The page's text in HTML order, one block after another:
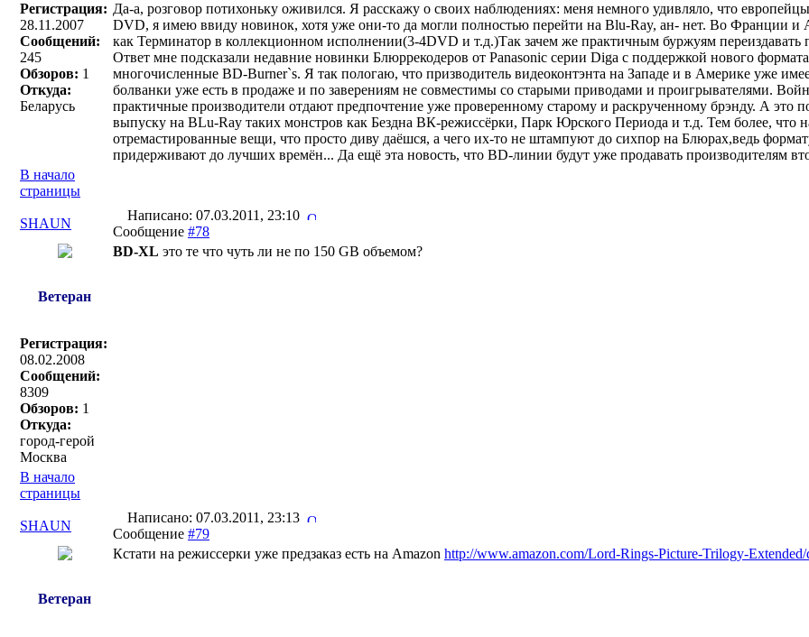
Регистрация:
28.11.2007
Сообщений:
245
Обзоров: 1
Откуда:
Беларусь
Да-а, розговор потихоньку оживился. Я расскажу о своих наблюдениях: меня немного удивляло, что
DVD, я имею ввиду новинок, хотя уже они-то да могли полностью перейти на Blu-Ray, ан- нет. Во Франции
как Терминатор в коллекционном исполнении(3-4DVD и т.д.)Так зачем же практичным буржуям
Ответ мне подсказали недавние новинки Блюррекодеров от Panasonic серии Diga с поддержкой нового
многочисленные BD-Burner`s. Я так пологаю, что призводитель видеоконтэнта на Западе и в Америке уже
болванки уже есть в продаже и по заверениям не совместимы со старыми приводами и проигрывателями.
практичные производители отдают предпочтение уже проверенному старому и раскрученному брэнду. А
выпуску на BLu-Ray таких монстров как Бездна ВК-режиссёрки, Парк Юрского Периода и т.д. Тем более, что
отремастированные вещи, что просто диву даёшся, а чего их-то не штампуют до сихпор на Блюрах,ведь
придерживают до лучших времён... Да ещё эта новость, что BD-линии будут уже продавать производителям
В начало
страницы
SHAUN
Написано: 07.03.2011, 23:10
Сообщение #78
Ветеран
Регистрация:
08.02.2008
Сообщений:
8309
Обзоров: 1
Откуда:
город-герой
Москва
BD-XL это те что чуть ли не по 150 GB объемом?
В начало
страницы
SHAUN
Написано: 07.03.2011, 23:13
Сообщение #79
Ветеран
Кстати на режиссерки уже предзаказ есть на Amazon http://www.amazon.com/Lord-Rings-Picture-Trilogy-